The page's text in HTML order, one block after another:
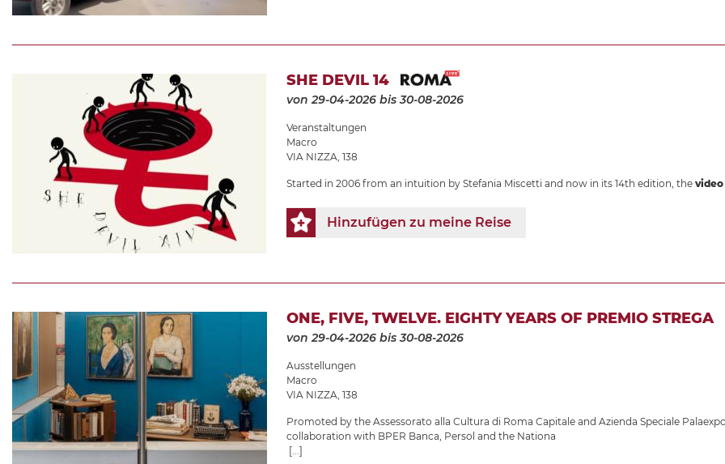
SHE DEVIL 14
von 29-04-2026 bis 30-08-2026
Veranstaltungen
Macro
VIA NIZZA, 138
Started in 2006 from an intuition by Stefania Miscetti and now in its 14th edition, the
Hinzufügen zu meine Reise
ONE, FIVE, TWELVE. EIGHTY YEARS OF PREMIO STREGA
von 29-04-2026 bis 30-08-2026
Ausstellungen
Macro
VIA NIZZA, 138
Promoted by the Assessorato alla Cultura di Roma Capitale and Azienda Speciale
collaboration with BPER Banca, Persol and the Nationa
[...]